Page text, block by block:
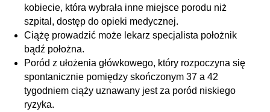
kobiecie, która wybrała inne miejsce porodu niż
szpital, dostęp do opieki medycznej.
Ciążę prowadzić może lekarz specjalista położnik
bądź położna.
Poród z ułożenia główkowego, który rozpoczyna się
spontanicznie pomiędzy skończonym 37 a 42
tygodniem ciąży uznawany jest za poród niskiego
ryzyka.